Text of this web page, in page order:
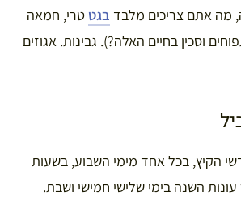
מה אתם צריכים מלבד בגט טרי, חמאה
וסכין בחיים האלה?). גבינות. אגוזים
הקיץ, בכל אחד מימי השבוע, בשעות